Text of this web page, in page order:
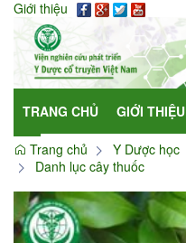
Giới thiệu
TRANG CHỦ GIỚI THIỆU
Trang chủ
Y Dược học
Danh lục cây thuốc